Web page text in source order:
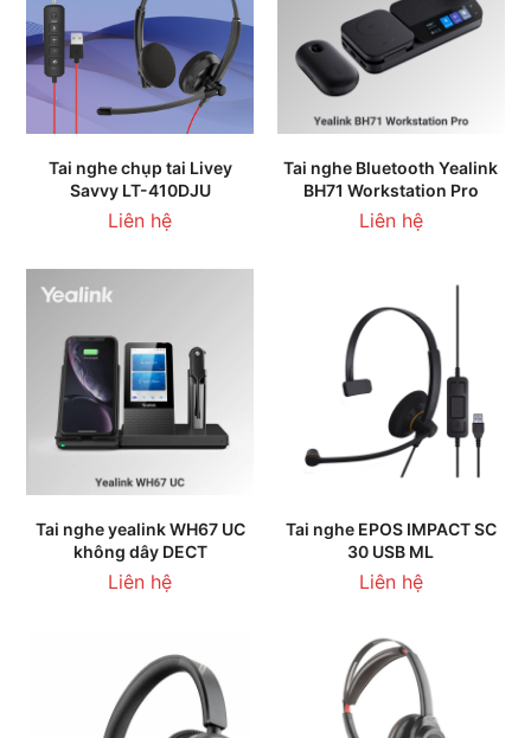
Tai nghe chụp tai Livey
Savvy LT-410DJU
Liên hệ
Tai nghe Bluetooth Yealink
BH71 Workstation Pro
Liên hệ
Tai nghe yealink WH67 UC
không dây DECT
Liên hệ
Tai nghe EPOS IMPACT SC
30 USB ML
Liên hệ